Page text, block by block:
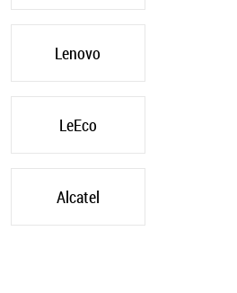
Lenovo
LeEco
Alcatel